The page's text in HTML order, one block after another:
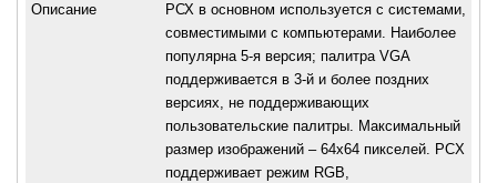
Описание
РСХ в основном используется с системами,
совместимыми с компьютерами. Наиболее
популярна 5-я версия; палитра VGA
поддерживается в 3-й и более поздних
версиях, не поддерживающих
пользовательские палитры. Максимальный
размер изображений – 64х64 пикселей. PCX
поддерживает режим RGB,